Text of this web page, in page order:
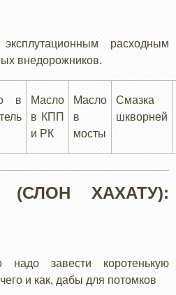
расходным
внедорожников.
в
Масло
в КПП
и РК
Масло
в
мосты
Смазка
шкворней
(СЛОН ХАХАТУ):
завести коротенькую
и как, дабы для потомков